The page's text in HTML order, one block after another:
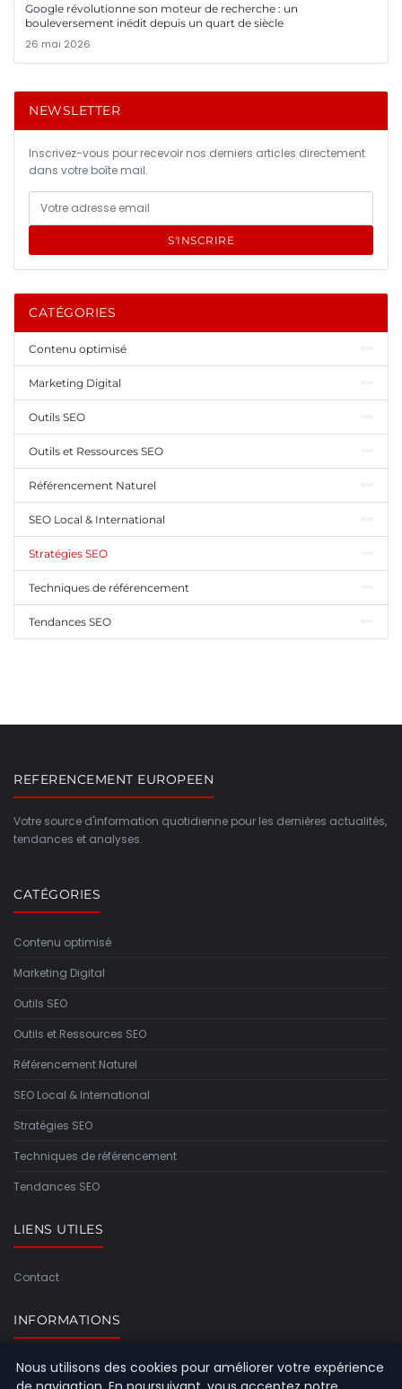
Google révolutionne son moteur de recherche : un
bouleversement inédit depuis un quart de siècle
26 mai 2026
NEWSLETTER
Inscrivez-vous pour recevoir nos derniers articles directement
dans votre boîte mail.
S'INSCRIRE
CATÉGORIES
Contenu optimisé
Marketing Digital
Outils SEO
Outils et Ressources SEO
Référencement Naturel
SEO Local & International
Stratégies SEO
Techniques de référencement
Tendances SEO
REFERENCEMENT EUROPEEN
Votre source d'information quotidienne pour les dernières actualités,
tendances et analyses.
CATÉGORIES
Contenu optimisé
Marketing Digital
Outils SEO
Outils et Ressources SEO
Référencement Naturel
SEO Local & International
Stratégies SEO
Techniques de référencement
Tendances SEO
LIENS UTILES
Contact
INFORMATIONS
Plan du site
Nous utilisons des cookies pour améliorer votre expérience